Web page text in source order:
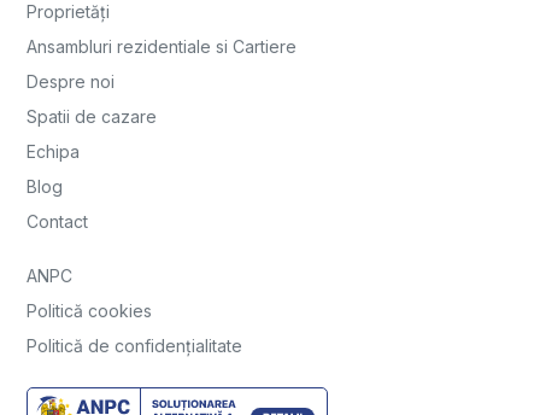
Proprietăți
Ansambluri rezidentiale si Cartiere
Despre noi
Spatii de cazare
Echipa
Blog
Contact
ANPC
Politică cookies
Politică de confidențialitate